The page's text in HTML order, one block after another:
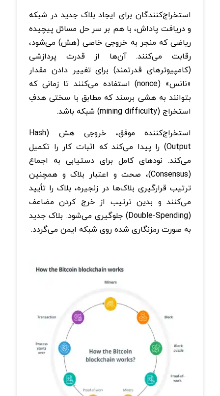
استخراج‌کنندگان برای ایجاد بلاک جدید در شبکه
و دریافت پاداش، با هم بر سر حل مسائل پیچیده
ریاضی که منجر به خروجی خاصی (هش) می‌شود،
رقابت می‌کنند. آن‌ها از قدرت پردازشی
(کامپیوترهای قدرتمند) برای تغییر دادن مقدار
«نانس» (nonce) استفاده می‌کنند تا زمانی که
بتوانند به هشی برسند که مطابق با سختی هدفِ
استخراج (mining difficulty) شبکه باشد.
استخراج‌کننده موفق، خروجی هش (Hash
Output) را پیدا می‌کند که اثبات کار را تکمیل
می‌کند. نود‌های کامل برای دستیابی به اجماع
(Consensus)، صحت و اعتبار بلاک و همچنین
ترتیب قرارگیری بلاک‌ها در زنجیره، بلاک را تأیید
می‌کنند و بدین ترتیب از خرج کردن مضاعف
(Double-Spending) جلوگیری می‌شود. بلاک جدید
به صورت رمزنگاری شده روی شبکه ایمن می‌گردد.